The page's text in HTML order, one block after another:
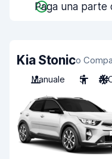
Paga una parte
Kia Stonico
Manuale
5 A/